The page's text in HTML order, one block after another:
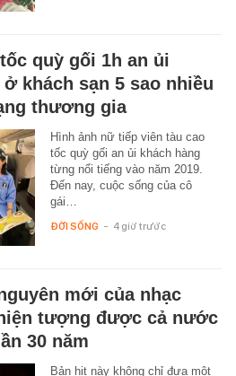
quỳ gối 1h an ủi
ở khách sạn 5 sao nhiều
thương gia
Hình ảnh nữ tiếp viên tàu cao
tốc quỳ gối an ủi khách hàng
từng nổi tiếng vào năm 2019.
Đến nay, cuộc sống của cô
gái…
ĐỜI SỐNG - 4 giờ trước
mới của nhạc
tượng được cả nước
30 năm
Bản hit này không chỉ đưa một